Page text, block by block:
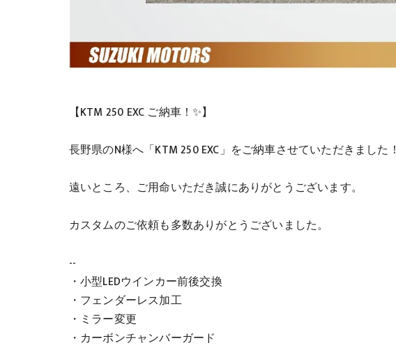
【KTM 250 EXC ご納車！✨】
長野県のN様へ「KTM 250 EXC」をご納車させていただきました！
遠いところ、ご用命いただき誠にありがとうございます。
カスタムのご依頼も多数ありがとうございました。
--
・小型LEDウインカー前後交換
・フェンダーレス加工
・ミラー変更
・カーボンチャンバーガード